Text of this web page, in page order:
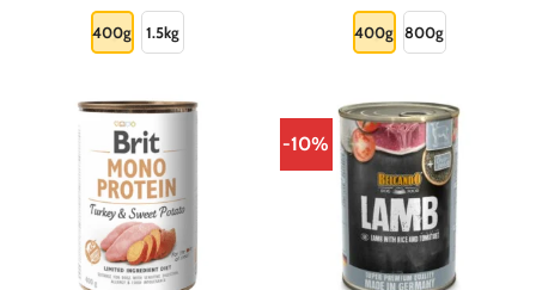
producto
tiene
variantes.
Las
opciones
se
pueden
elegir
en
la
400g 1.5kg
producto
tiene
variantes.
Las
opciones
se
pueden
elegir
la
400g 800g
-10%